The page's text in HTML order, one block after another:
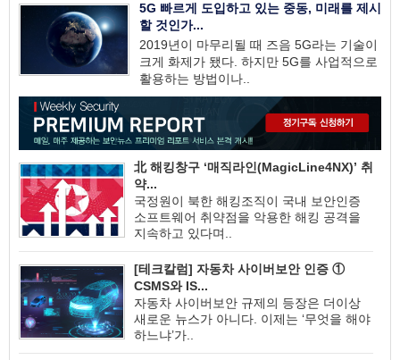
5G 빠르게 도입하고 있는 중동, 미래를 제시
할 것인가...
2019년이 마무리될 때 즈음 5G라는 기술이
크게 화제가 됐다. 하지만 5G를 사업적으로
활용하는 방법이나..
北 해킹창구 ‘매직라인(MagicLine4NX)’ 취
약...
국정원이 북한 해킹조직이 국내 보안인증
소프트웨어 취약점을 악용한 해킹 공격을
지속하고 있다며..
[테크칼럼] 자동차 사이버보안 인증 ①
CSMS와 IS...
자동차 사이버보안 규제의 등장은 더이상
새로운 뉴스가 아니다. 이제는 ‘무엇을 해야
하느냐’가..